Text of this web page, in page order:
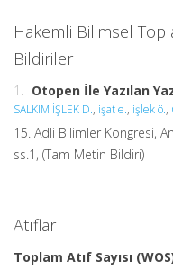
Hakemli Bilimsel
Bildiriler
1. Otopen İle Yazılan
SALKIM İŞLEK D., işat e., işlek ö.,
15. Adli Bilimler Kongresi,
ss.1, (Tam Metin Bildiri)
Atıflar
Toplam Atıf Sayısı